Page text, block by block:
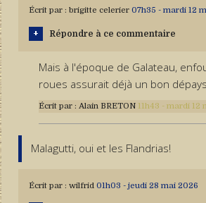
Écrit par : brigitte celerier 07h35 - mardi 12
Répondre à ce commentaire
Mais à l'époque de Galateau,
roues assurait déjà un bon
Écrit par :Alain BRETON 11h43 -mardi 12
Malagutti, oui et les Flandrias!
Écrit par : wilfrid 01h03 - jeudi 28 mai 2026